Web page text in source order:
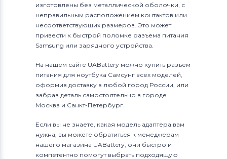
изготовлены без металлической оболочки, с
неправильным расположением контактов или
несоответствующих размеров. Это может
привести к быстрой поломке разъема питания
Samsung или зарядного устройства.
На нашем сайте UABattery можно купить разъем
питания для ноутбука Самсунг всех моделей,
оформив доставку в любой город России, или
забрав деталь самостоятельно в городе
Москва и Санкт-Петербург.
Если вы не знаете, какая модель адаптера вам
нужна, вы можете обратиться к менеджерам
нашего магазина UABattery, они быстро и
компетентно помогут выбрать подходящую